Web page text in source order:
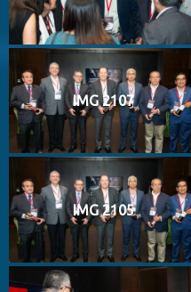
IMG 2107
IMG 2105